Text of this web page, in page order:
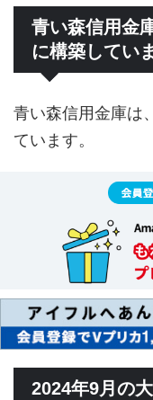
青い森信用金
に構築してい
青い森信用金庫は
ています。
2024年9月の